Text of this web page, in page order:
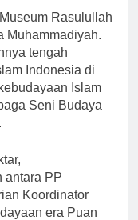
Rasulullah
Muhammadiyah.
tengah
Indonesia di
Islam
Seni Budaya
antara PP
Koordinator
era Puan